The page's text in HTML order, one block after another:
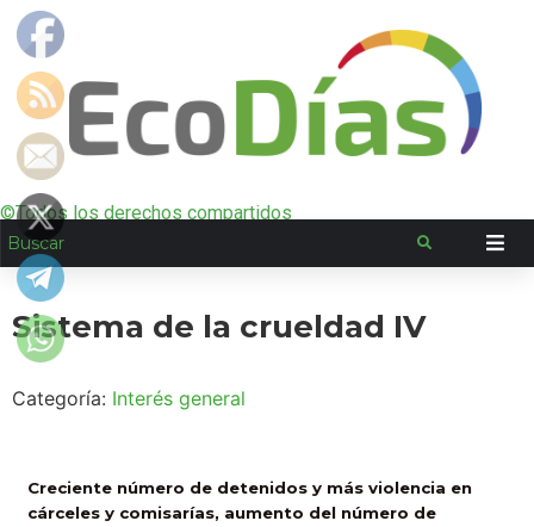
©Todos los derechos compartidos
Sistema de la crueldad IV
Categoría: Interés general
Creciente número de detenidos y más violencia en
cárceles y comisarías, aumento del número de